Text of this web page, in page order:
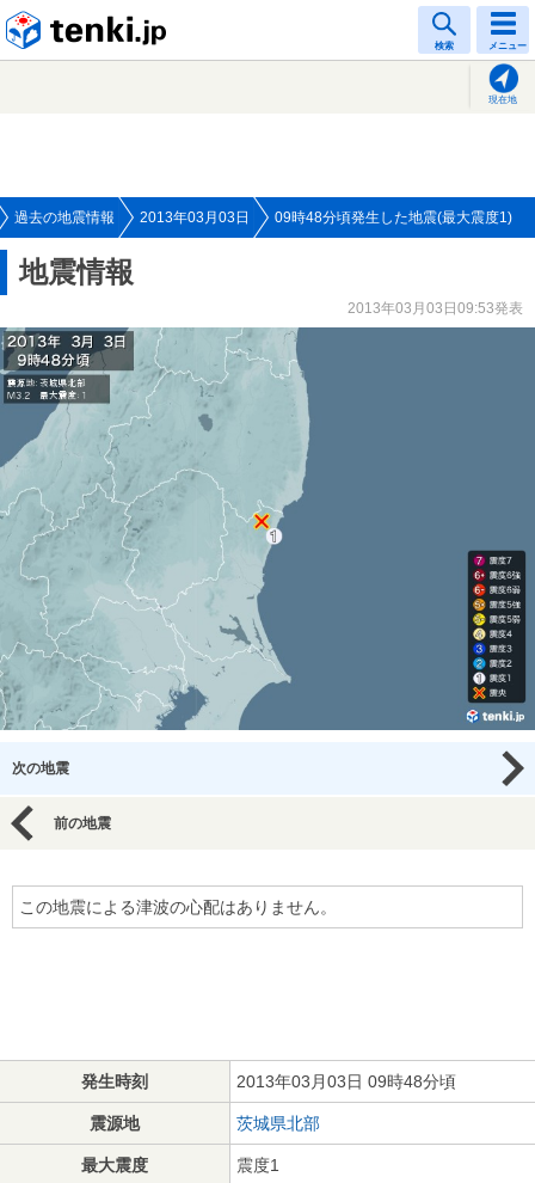
検索 メニュー
現在地
過去の地震情報 2013年03月03日 09時48分頃発生した地震(最大震度1)
地震情報
2013年03月03日09:53発表
次の地震
前の地震
この地震による津波の心配はありません。
発生時刻 2013年03月03日 09時48分頃
震源地 茨城県北部
最大震度 震度1